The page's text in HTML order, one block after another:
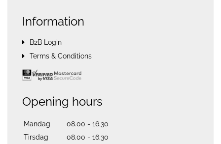
Information
B2B Login
Terms & Conditions
Opening hours
Mandag
08.00 - 16.30
Tirsdag
08.00 - 16.30